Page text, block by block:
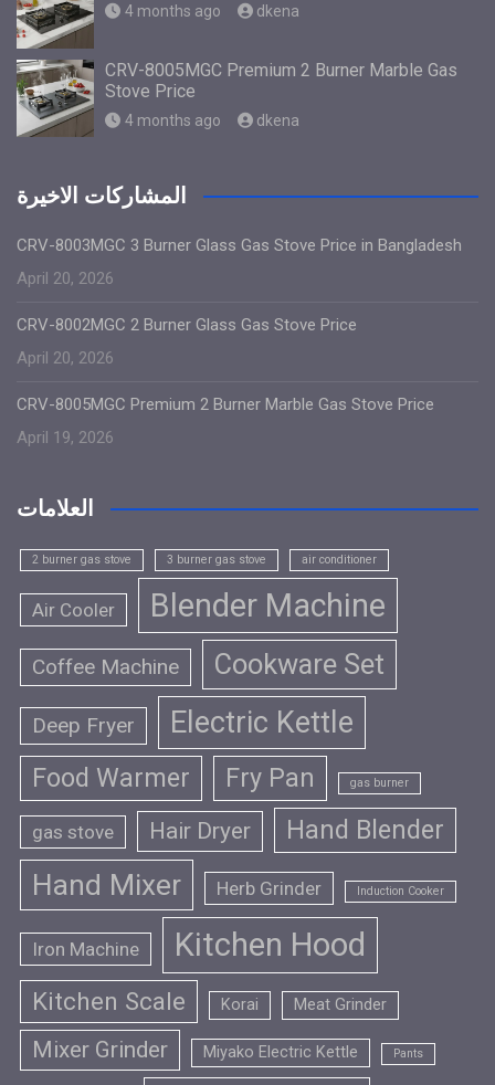
4 months ago dkena
CRV-8005MGC Premium 2 Burner Marble Gas
Stove Price
4 months ago dkena
المشاركات الاخيرة
CRV-8003MGC 3 Burner Glass Gas Stove Price in Bangladesh
April 20, 2026
CRV-8002MGC 2 Burner Glass Gas Stove Price
April 20, 2026
CRV-8005MGC Premium 2 Burner Marble Gas Stove Price
April 19, 2026
العلامات
2 burner gas stove 3 burner gas stove air conditioner
Air Cooler Blender Machine
Coffee Machine Cookware Set
Deep Fryer Electric Kettle
Food Warmer Fry Pan gas burner
gas stove Hair Dryer Hand Blender
Hand Mixer Herb Grinder Induction Cooker
Iron Machine Kitchen Hood
Kitchen Scale Korai Meat Grinder
Mixer Grinder Miyako Electric Kettle Pants